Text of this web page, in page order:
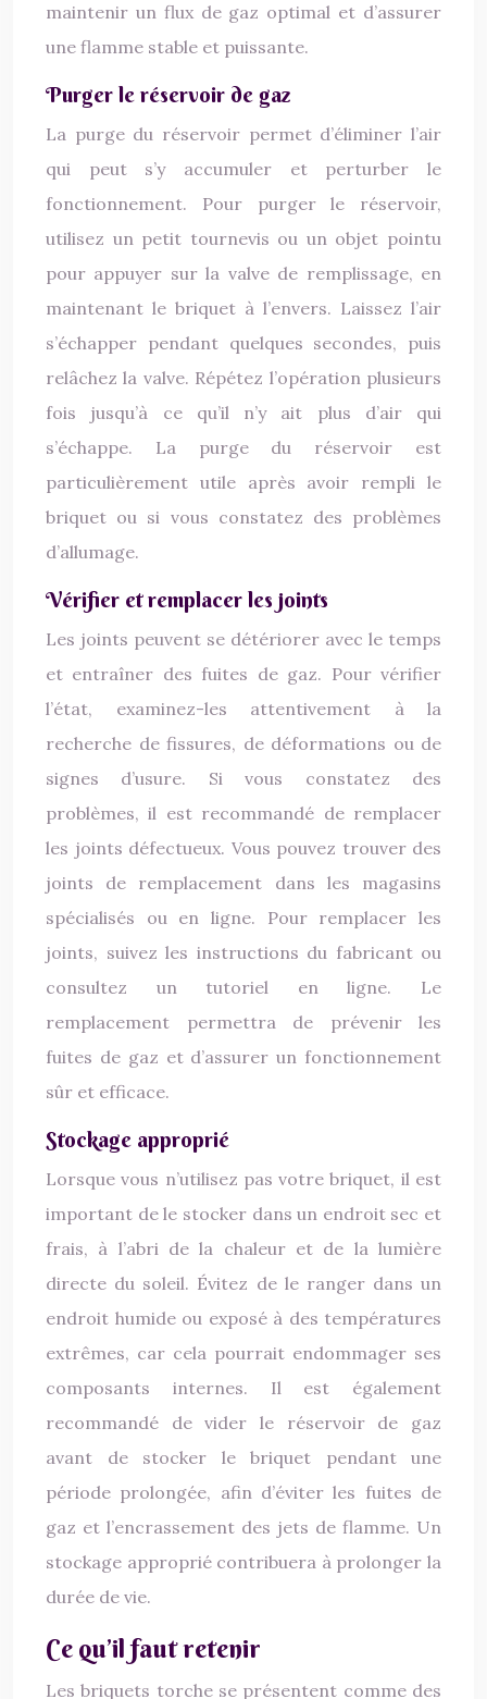
maintenir un flux de gaz optimal et d’assurer
une flamme stable et puissante.
Purger le réservoir de gaz
La purge du réservoir permet d’éliminer l’air
qui peut s’y accumuler et perturber le
fonctionnement. Pour purger le réservoir,
utilisez un petit tournevis ou un objet pointu
pour appuyer sur la valve de remplissage, en
maintenant le briquet à l’envers. Laissez l’air
s’échapper pendant quelques secondes, puis
relâchez la valve. Répétez l’opération plusieurs
fois jusqu’à ce qu’il n’y ait plus d’air qui
s’échappe. La purge du réservoir est
particulièrement utile après avoir rempli le
briquet ou si vous constatez des problèmes
d’allumage.
Vérifier et remplacer les joints
Les joints peuvent se détériorer avec le temps
et entraîner des fuites de gaz. Pour vérifier
l’état, examinez-les attentivement à la
recherche de fissures, de déformations ou de
signes d’usure. Si vous constatez des
problèmes, il est recommandé de remplacer
les joints défectueux. Vous pouvez trouver des
joints de remplacement dans les magasins
spécialisés ou en ligne. Pour remplacer les
joints, suivez les instructions du fabricant ou
consultez un tutoriel en ligne. Le
remplacement permettra de prévenir les
fuites de gaz et d’assurer un fonctionnement
sûr et efficace.
Stockage approprié
Lorsque vous n’utilisez pas votre briquet, il est
important de le stocker dans un endroit sec et
frais, à l’abri de la chaleur et de la lumière
directe du soleil. Évitez de le ranger dans un
endroit humide ou exposé à des températures
extrêmes, car cela pourrait endommager ses
composants internes. Il est également
recommandé de vider le réservoir de gaz
avant de stocker le briquet pendant une
période prolongée, afin d’éviter les fuites de
gaz et l’encrassement des jets de flamme. Un
stockage approprié contribuera à prolonger la
durée de vie.
Ce qu’il faut retenir
Les briquets torche se présentent comme des